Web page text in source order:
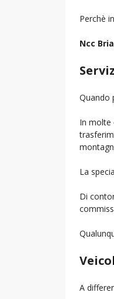
Perchè
Ncc
Quando
In molte
La
Di
A